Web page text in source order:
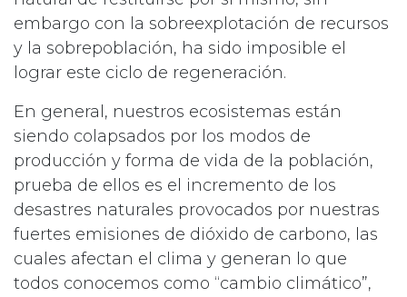
embargo con la sobreexplotación de recursos
y la sobrepoblación, ha sido imposible el
lograr este ciclo de regeneración.
En general, nuestros ecosistemas están
siendo colapsados por los modos de
producción y forma de vida de la población,
prueba de ellos es el incremento de los
desastres naturales provocados por nuestras
fuertes emisiones de dióxido de carbono, las
cuales afectan el clima y generan lo que
todos conocemos como “cambio climático”,